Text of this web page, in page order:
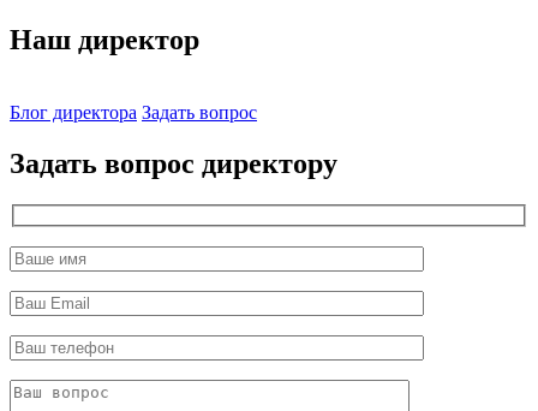
Наш директор
Блог директора Задать вопрос
Задать вопрос директору